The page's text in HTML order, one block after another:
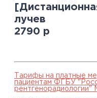
лучев
2790 р
Тарифы на платные
пациентам ФГБУ
рентгенорадиологии"